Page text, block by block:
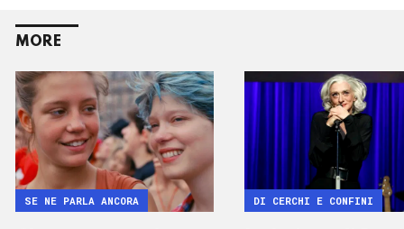
MORE
SE NE PARLA ANCORA DI CERCHI E CONFINI